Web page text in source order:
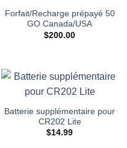
Forfait/Recharge prépayé 50
GO Canada/USA
$200.00
Batterie supplémentaire pour
CR202 Lite
$14.99